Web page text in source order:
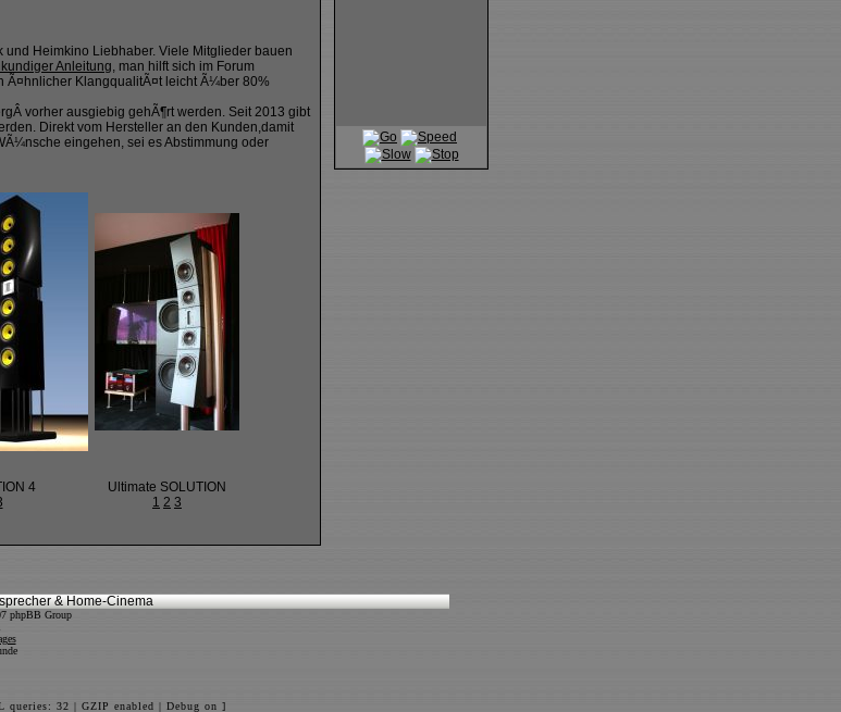
Heimkino Liebhaber. Viele Mitglieder bauen
Anleitung, man hilft sich im Forum
Ã¤hnlicher KlangqualitÃ¤t leicht Ã¼ber 80%
vorher ausgiebig gehÃ¶rt werden. Seit 2013 gibt
Direkt vom Hersteller an den Kunden,damit
eingehen, sei es Abstimmung oder
4
Ultimate SOLUTION
1 2 3
& Home-Cinema
phpBB Group
queries: 32 | GZIP enabled | Debug on ]